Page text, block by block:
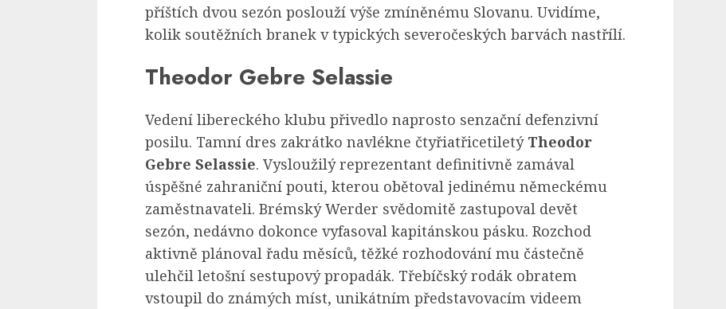
příštích dvou sezón poslouží výše zmíněnému Slovanu. Uvidíme,
kolik soutěžních branek v typických severočeských barvách nastřílí.
Theodor Gebre Selassie
Vedení libereckého klubu přivedlo naprosto senzační defenzivní
posilu. Tamní dres zakrátko navlékne čtyřiatřicetiletý Theodor
Gebre Selassie. Vysloužilý reprezentant definitivně zamával
úspěšné zahraniční pouti, kterou obětoval jedinému německému
zaměstnavateli. Brémský Werder svědomitě zastupoval devět
sezón, nedávno dokonce vyfasoval kapitánskou pásku. Rozchod
aktivně plánoval řadu měsíců, těžké rozhodování mu částečně
ulehčil letošní sestupový propadák. Třebíčský rodák obratem
vstoupil do známých míst, unikátním představovacím videem